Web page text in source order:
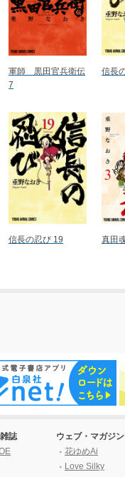
軍師 黒田官兵衛伝
7
信長
信長の忍び 19 真田
誌
ウェブ・マガジン
花ゆめAi
Love Silky